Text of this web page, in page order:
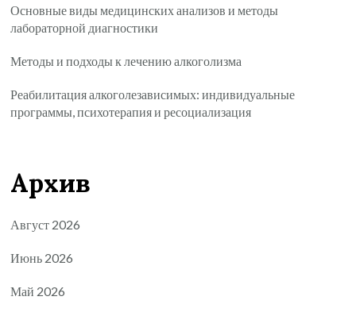
Основные виды медицинских анализов и методы
лабораторной диагностики
Методы и подходы к лечению алкоголизма
Реабилитация алкоголезависимых: индивидуальные
программы, психотерапия и ресоциализация
Архив
Август 2026
Июнь 2026
Май 2026